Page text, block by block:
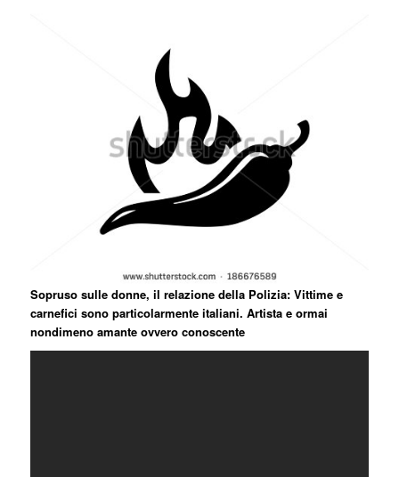
Sopruso sulle donne, il relazione della Polizia: Vittime e
carnefici sono particolarmente italiani. Artista e ormai
nondimeno amante ovvero conoscente